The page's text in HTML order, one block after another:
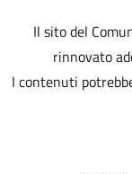
Il sito del
rinnovato
I contenuti